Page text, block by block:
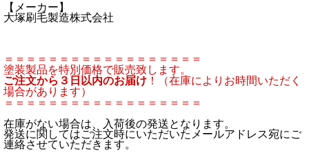
【メーカー】
大塚刷毛製造株式会社
＝＝＝＝＝＝＝＝＝＝＝＝＝＝＝＝＝＝
塗装製品を特別価格で販売致します。
ご注文から３日以内のお届け ！（在庫によりお時間いただく
場合があります）
＝＝＝＝＝＝＝＝＝＝＝＝＝＝＝＝＝＝
在庫がない場合は、入荷後の発送となります。
発送に関してはご注文時にいただいたメールアドレス宛にご
連絡させていただきます。